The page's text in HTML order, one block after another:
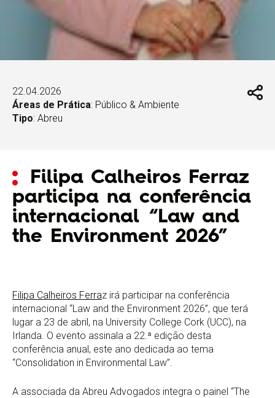
22.04.2026
Áreas de Prática: Público & Ambiente
Tipo: Abreu
Filipa Calheiros Ferraz
participa na conferência
internacional “Law and
the Environment 2026”
Filipa Calheiros Ferraz irá participar na conferência
internacional “Law and the Environment 2026”, que terá
lugar a 23 de abril, na University College Cork (UCC), na
Irlanda. O evento assinala a 22.ª edição desta
conferência anual, este ano dedicada ao tema
“Consolidation in Environmental Law”.
A associada da Abreu Advogados integra o painel “The